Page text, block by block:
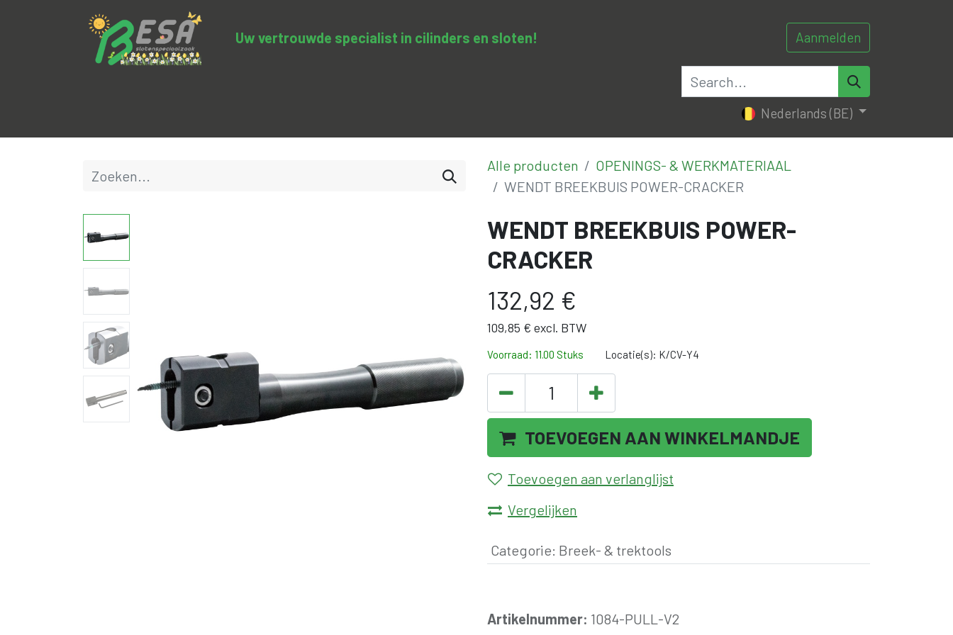
Uw vertrouwde specialist in cilinders en sloten​! Aanmelden
0
Nederlands (BE)
Alle producten
OPENINGS- & WERKMATERIAAL
WENDT BREEKBUIS POWER-CRACKER
WENDT BREEKBUIS POWER-
CRACKER
132,92 €
109,85 € excl. BTW
Voorraad: 11.00 Stuks Locatie(s): K/CV-Y4
TOEVOEGEN AAN WINKELMANDJE
Toevoegen aan verlanglijst
Vergelijken
Categorie: Breek- & trektools
Artikelnummer: 1084-PULL-V2